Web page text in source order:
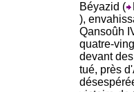
Béyazid (
),
Qansoûh
quatre-
devant
tué, près